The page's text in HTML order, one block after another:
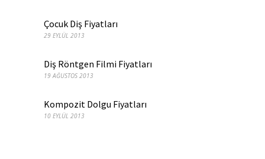
Çocuk Diş Fiyatları
29 EYLÜL 2013
Diş Röntgen Filmi Fiyatları
19 AĞUSTOS 2013
Kompozit Dolgu Fiyatları
10 EYLÜL 2013